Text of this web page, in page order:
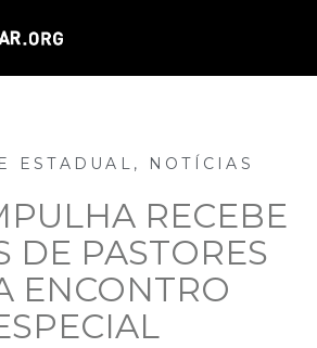
ESTADUAL , NOTÍCIAS
RECEBE
DE PASTORES
ENCONTRO